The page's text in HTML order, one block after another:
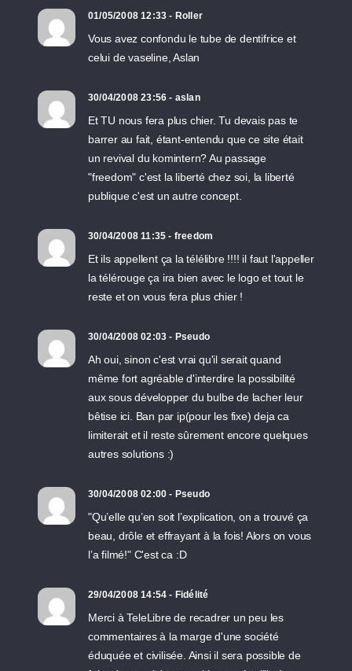
01/05/2008 12:33 - Roller
Vous avez confondu le tube de dentifrice et
celui de vaseline, Aslan
30/04/2008 23:56 - aslan
Et TU nous fera plus chier. Tu devais pas te
barrer au fait, étant-entendu que ce site était
un revival du komintern? Au passage
"freedom" c'est la liberté chez soi, la liberté
publique c'est un autre concept.
30/04/2008 11:35 - freedom
Et ils appellent ça la télélibre !!!! il faut l'appeller
la télérouge ça ira bien avec le logo et tout le
reste et on vous fera plus chier !
30/04/2008 02:03 - Pseudo
Ah oui, sinon c'est vrai qu'il serait quand
même fort agréable d'interdire la possibilité
aux sous développer du bulbe de lacher leur
bêtise ici. Ban par ip(pour les fixe) deja ca
limiterait et il reste sûrement encore quelques
autres solutions :)
30/04/2008 02:00 - Pseudo
"Qu’elle qu’en soit l’explication, on a trouvé ça
beau, drôle et effrayant à la fois! Alors on vous
l’a filmé!" C'est ca :D
29/04/2008 14:54 - Fidélité
Merci à TeleLibre de recadrer un peu les
commentaires à la marge d'une société
éduquée et civilisée. Ainsi il sera possible de